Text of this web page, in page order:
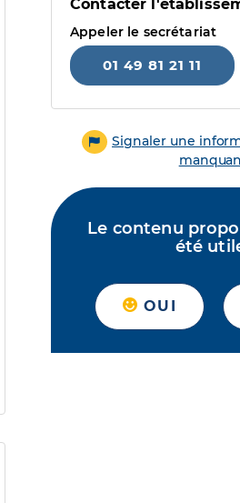
Contacter
Appeler le secrétariat
01 49 81 21 11
Signaler une
Le contenu
été
OUI